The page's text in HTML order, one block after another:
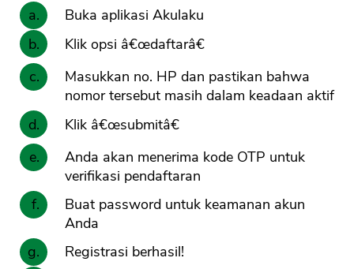
Buka aplikasi Akulaku
Klik opsi â€œdaftarâ€
Masukkan no. HP dan pastikan bahwa
nomor tersebut masih dalam keadaan aktif
Klik â€œsubmitâ€
Anda akan menerima kode OTP untuk
verifikasi pendaftaran
Buat password untuk keamanan akun
Anda
Registrasi berhasil!